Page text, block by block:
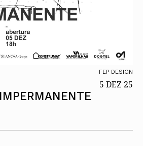
FEP DESIGN
5 DEZ 25